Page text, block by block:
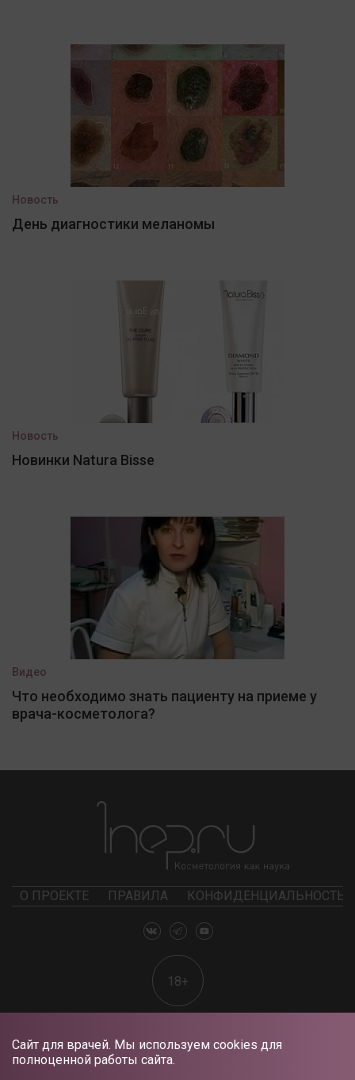
Сайт для врачей. Мы используем cookies для
полноценной работы сайта.
Новость
День диагностики меланомы
Новость
Новинки Natura Bisse
Видео
Что необходимо знать пациенту на приеме у
врача-косметолога?
О ПРОЕКТЕ ПРАВИЛА КОНФИДЕНЦИАЛЬНОСТЬ
18+